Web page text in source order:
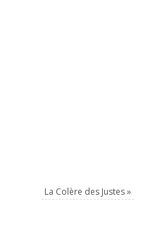
La Colère des Justes»